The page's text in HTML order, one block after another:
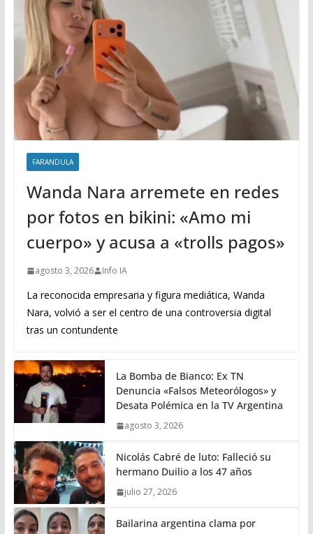
FARANDULA
Wanda Nara arremete en redes
por fotos en bikini: «Amo mi
cuerpo» y acusa a «trolls pagos»
agosto 3, 2026 Info IA
La reconocida empresaria y figura mediática, Wanda
Nara, volvió a ser el centro de una controversia digital
tras un contundente
La Bomba de Bianco: Ex TN
Denuncia «Falsos Meteorólogos» y
Desata Polémica en la TV Argentina
agosto 3, 2026
Nicolás Cabré de luto: Falleció su
hermano Duilio a los 47 años
julio 27, 2026
Bailarina argentina clama por